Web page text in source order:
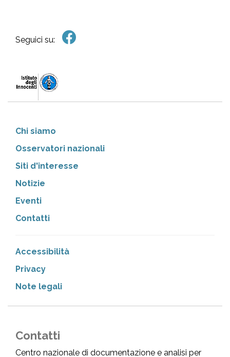
Seguici su:
Chi siamo
Osservatori nazionali
Siti d'interesse
Notizie
Eventi
Contatti
Accessibilità
Privacy
Note legali
Contatti
Centro nazionale di documentazione e analisi per